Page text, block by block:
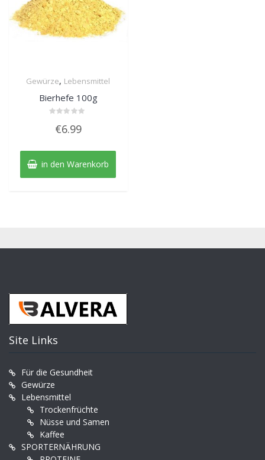
Gewürze, Lebensmittel
Bierhefe 100g
mit
5
€6.99
in den Warenkorb
Site Links
Für die Gesundheit
Gewürze
Lebensmittel
Trockenfrüchte
Nüsse und Samen
Kaffee
SPORTERNÄHRUNG